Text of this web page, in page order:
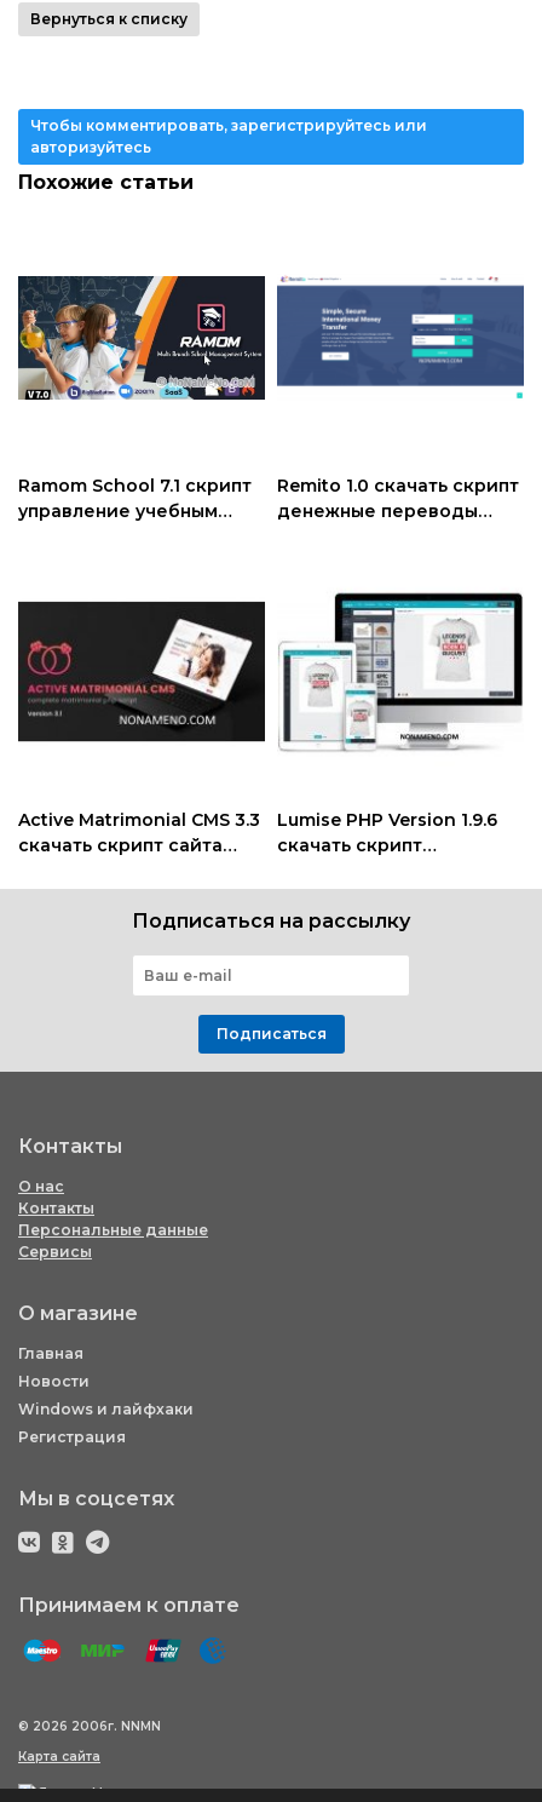
Вернуться к списку
Чтобы комментировать, зарегистрируйтесь или
авторизуйтесь
Похожие статьи
Ramom School 7.1 скрипт
управление учебным
Remito 1.0 скачать скрипт
денежные переводы
Active Matrimonial CMS 3.3
скачать скрипт сайта
Lumise PHP Version 1.9.6
скачать скрипт
Подписаться на рассылку
Подписаться
Контакты
О нас
Контакты
Персональные данные
Сервисы
О магазине
Главная
Новости
Windows и лайфхаки
Регистрация
Мы в соцсетях
Принимаем к оплате
© 2026 2006г. NNMN
Карта сайта